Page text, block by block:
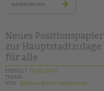
weiterlesen
europawahl
am
schloss
Neues Positionspapier
zur Hauptstadtzulage
für alle
ERSTELLT 05.06.2024
THEMA
VON
Barbara Brecht-Hadraschek